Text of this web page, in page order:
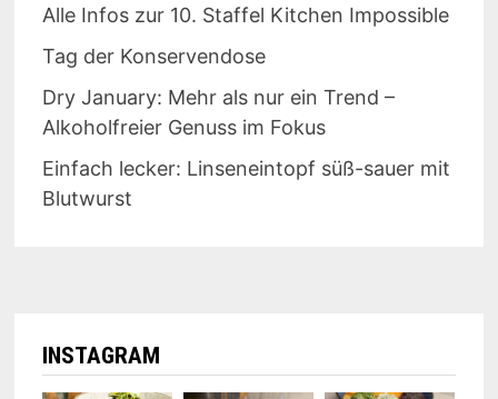
Alle Infos zur 10. Staffel Kitchen Impossible
Tag der Konservendose
Dry January: Mehr als nur ein Trend –
Alkoholfreier Genuss im Fokus
Einfach lecker: Linseneintopf süß-sauer mit
Blutwurst
INSTAGRAM